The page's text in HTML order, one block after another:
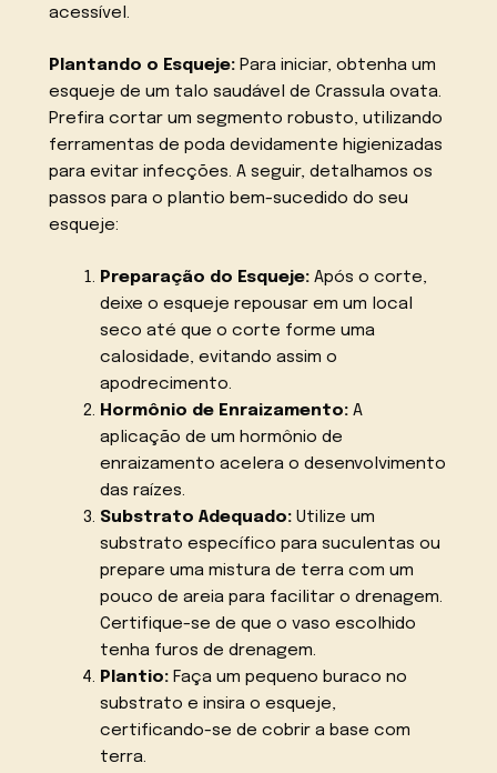
acessível.
Plantando o Esqueje: Para iniciar, obtenha um
esqueje de um talo saudável de Crassula ovata.
Prefira cortar um segmento robusto, utilizando
ferramentas de poda devidamente higienizadas
para evitar infecções. A seguir, detalhamos os
passos para o plantio bem-sucedido do seu
esqueje:
Preparação do Esqueje:Após o corte,
deixe o esqueje repousar em um local
seco até que o corte forme uma
calosidade, evitando assim o
apodrecimento.
Hormônio de Enraizamento:A
aplicação de um hormônio de
enraizamento acelera o desenvolvimento
das raízes.
Substrato Adequado:Utilize um
substrato específico para suculentas ou
prepare uma mistura de terra com um
pouco de areia para facilitar o drenagem.
Certifique-se de que o vaso escolhido
tenha furos de drenagem.
Plantio:Faça um pequeno buraco no
substrato e insira o esqueje,
certificando-se de cobrir a base com
terra.